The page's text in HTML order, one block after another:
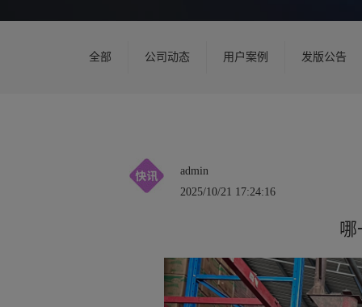
全部 公司动态 用户案例 发版公告
admin
2025/10/21 17:24:16
哪